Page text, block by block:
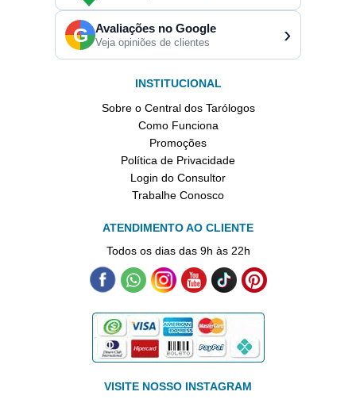
G Avaliações no Google
Veja opiniões de clientes ›
INSTITUCIONAL
Sobre o Central dos Tarólogos
Como Funciona
Promoções
Política de Privacidade
Login do Consultor
Trabalhe Conosco
ATENDIMENTO AO CLIENTE
Todos os dias das 9h às 22h
VISITE NOSSO INSTAGRAM